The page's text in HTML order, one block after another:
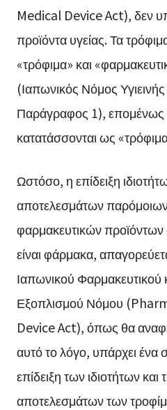
Medical Device Act), δεν
προϊόντα υγείας. Τα
«τρόφιμα» και
(Ιαπωνικός Νόμος
Παράγραφος 1), επομένως
κατατάσσονται ως
Ωστόσο, η επίδειξη
αποτελεσμάτων
φαρμακευτικών
είναι φάρμακα,
Ιαπωνικού Φαρμακευτικού
Εξοπλισμού Νόμου
Device Act), όπως θα
αυτό το λόγο, υπάρχει ένα
επίδειξη των ιδιοτήτων
αποτελεσμάτων των